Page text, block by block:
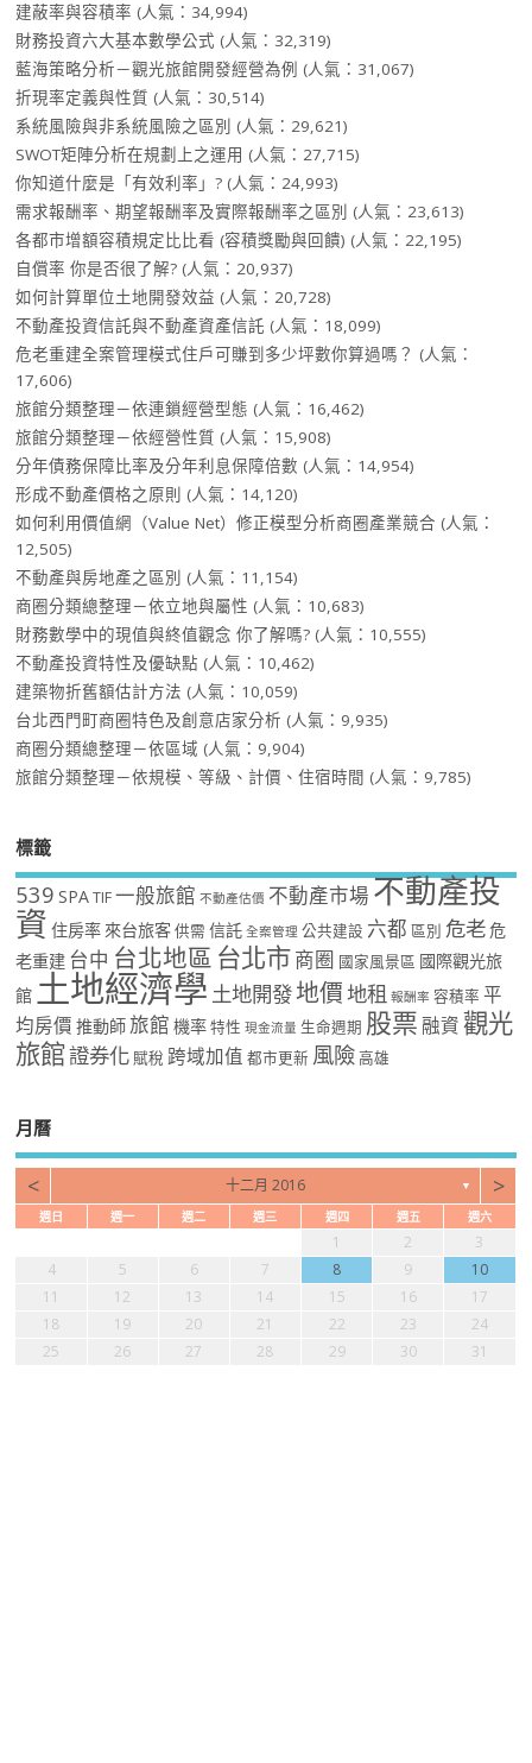
建蔽率與容積率 (人氣：34,994)
財務投資六大基本數學公式 (人氣：32,319)
藍海策略分析－觀光旅館開發經營為例 (人氣：31,067)
折現率定義與性質 (人氣：30,514)
系統風險與非系統風險之區別 (人氣：29,621)
SWOT矩陣分析在規劃上之運用 (人氣：27,715)
你知道什麼是「有效利率」? (人氣：24,993)
需求報酬率、期望報酬率及實際報酬率之區別 (人氣：23,613)
各都市增額容積規定比比看 (容積獎勵與回饋) (人氣：22,195)
自償率 你是否很了解? (人氣：20,937)
如何計算單位土地開發效益 (人氣：20,728)
不動產投資信託與不動產資產信託 (人氣：18,099)
危老重建全案管理模式住戶可賺到多少坪數你算過嗎？ (人氣：
17,606)
旅館分類整理－依連鎖經營型態 (人氣：16,462)
旅館分類整理－依經營性質 (人氣：15,908)
分年債務保障比率及分年利息保障倍數 (人氣：14,954)
形成不動產價格之原則 (人氣：14,120)
如何利用價值網（Value Net）修正模型分析商圈產業競合 (人氣：
12,505)
不動產與房地產之區別 (人氣：11,154)
商圈分類總整理－依立地與屬性 (人氣：10,683)
財務數學中的現值與終值觀念 你了解嗎? (人氣：10,555)
不動產投資特性及優缺點 (人氣：10,462)
建築物折舊額估計方法 (人氣：10,059)
台北西門町商圈特色及創意店家分析 (人氣：9,935)
商圈分類總整理－依區域 (人氣：9,904)
旅館分類整理－依規模、等級、計價、住宿時間 (人氣：9,785)
標籤
539 SPA TIF 一般旅館 不動產估價 不動產市場不動產投
資 住房率 來台旅客 供需 信託 全案管理 公共建設 六都 區別 危老危
老重建 台中 台北地區 台北市商圈 國家風景區 國際觀光旅
館 土地經濟學 土地開發地價地租 報酬率 容積率 平
均房價 推動師旅館 機率 特性 現金流量 生命週期 股票 融資 觀光
旅館證券化 賦稅 跨域加值 都市更新 風險 高雄
月曆
< 十二月 2016 ▼ >
週日 週一 週二 週三 週四 週五 週六
1 2
3
4
5 6 7 8 9
10
11
12 13 14 15 16
17
18
19 20 21 22 23
24
25
26 27 28 29 30 31